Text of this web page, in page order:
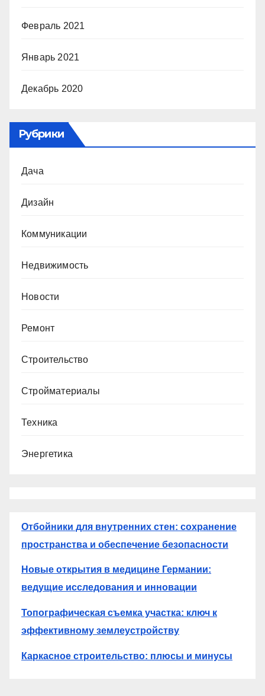
Февраль 2021
Январь 2021
Декабрь 2020
Рубрики
Дача
Дизайн
Коммуникации
Недвижимость
Новости
Ремонт
Строительство
Стройматериалы
Техника
Энергетика
Отбойники для внутренних стен: сохранение
пространства и обеспечение безопасности
Новые открытия в медицине Германии:
ведущие исследования и инновации
Топографическая съемка участка: ключ к
эффективному землеустройству
Каркасное строительство: плюсы и минусы